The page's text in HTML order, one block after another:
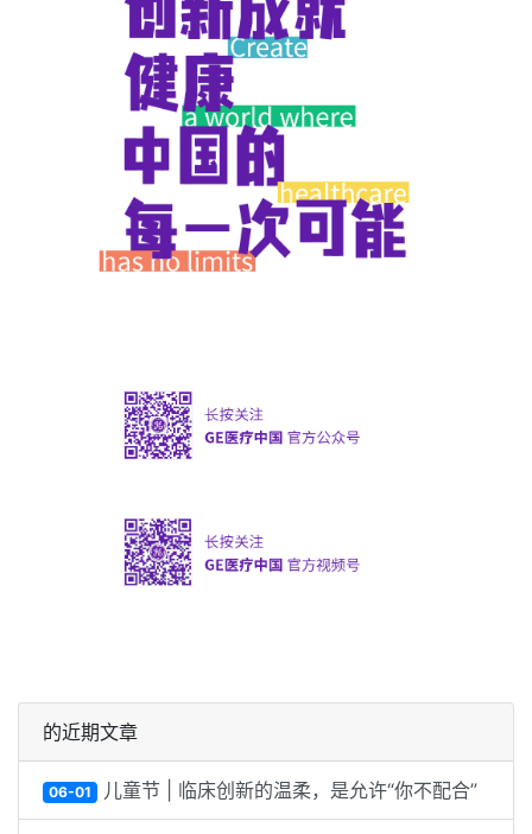
的近期文章
06-01 儿童节 | 临床创新的温柔，是允许“你不配合”